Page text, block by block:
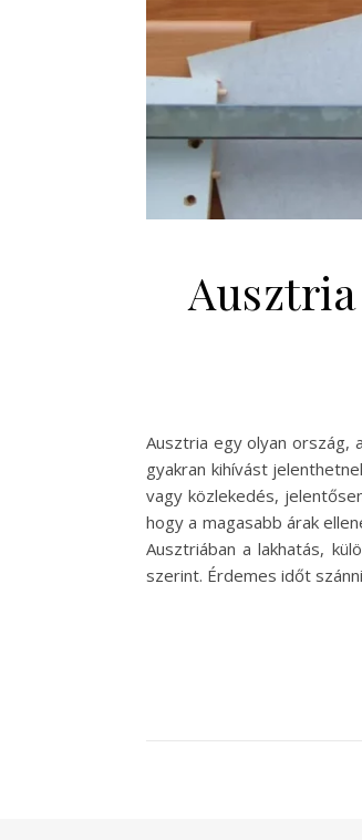
Ausztria egy olyan ország,
gyakran kihívást
vagy közlekedés,
hogy a magasabb árak
Ausztriában a lakhatás,
szerint. Érdemes időt